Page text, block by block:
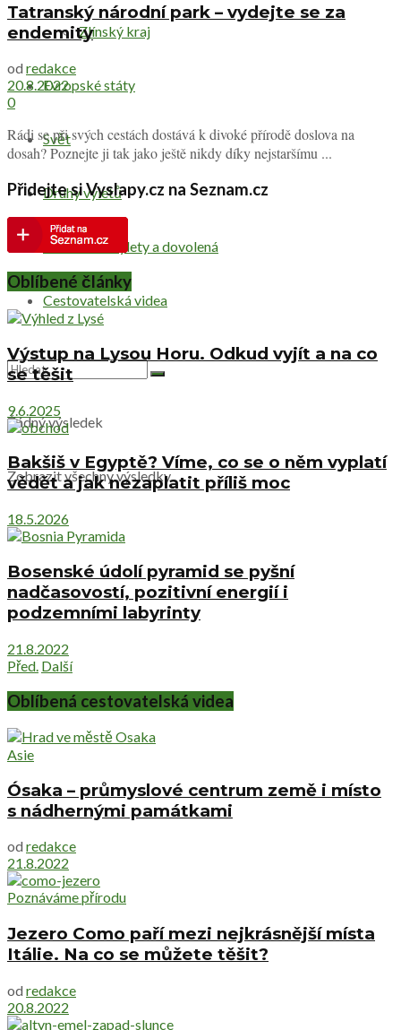
Zlínský kraj
Evropské státy
Svět
Druhy výletů
Netradiční výlety a dovolená
Cestovatelská videa
Žádný výsledek
Zobrazit všechny výsledky
Tatranský národní park – vydejte se za
endemity
od redakce
20.8.2022
0
Rádi se při svých cestách dostává k divoké přírodě doslova na
dosah? Poznejte ji tak jako ještě nikdy díky nejstaršímu ...
Přidejte si Vyslapy.cz na Seznam.cz
Oblíbené články
Výstup na Lysou Horu. Odkud vyjít a na co
se těšit
9.6.2025
Bakšiš v Egyptě? Víme, co se o něm vyplatí
vědět a jak nezaplatit příliš moc
18.5.2026
Bosenské údolí pyramid se pyšní
nadčasovostí, pozitivní energií i
podzemními labyrinty
21.8.2022
Před. Další
Oblíbená cestovatelská videa
Asie
Ósaka – průmyslové centrum země i místo
s nádhernými památkami
od redakce
21.8.2022
Poznáváme přírodu
Jezero Como paří mezi nejkrásnější místa
Itálie. Na co se můžete těšit?
od redakce
20.8.2022